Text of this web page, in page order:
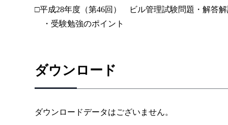
□平成28年度（第46回） ビル管理試験問題・解答
・受験勉強のポイント
ダウンロード
ダウンロードデータはございません。